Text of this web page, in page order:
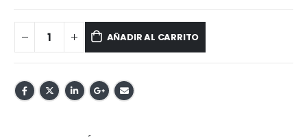
AÑADIR AL CARRITO